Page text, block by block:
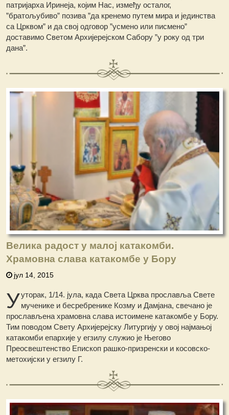
патријарха Иринеја, којим Нас, између осталог,
”братољубиво” позива ”да кренемо путем мира и јединства
са Црквом” и да свој одговор ”усмено или писмено”
доставимо Светом Архијерејском Сабору ”у року од три
дана”.
Велика радост у малој катакомби.
Храмовна слава катакомбе у Бору
јул 14, 2015
Ууторак, 1/14. јула, када Света Црква прославља Свете
мученике и бесребренике Козму и Дамјана, свечано је
прослављена храмовна слава истоимене катакомбе у Бору.
Тим поводом Свету Архијерејску Литургију у овој најмањој
катакомби епархије у егзилу служио је Његово
Преосвештенство Епископ рашко-призренски и косовско-
метохијски у егзилу Г.